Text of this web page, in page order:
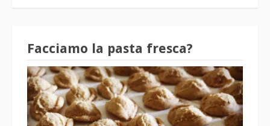
Facciamo la pasta fresca?